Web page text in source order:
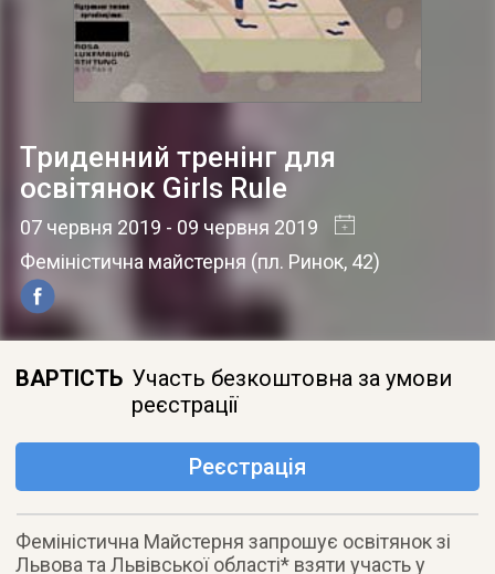
Триденний тренінг для
освітянок Girls Rule
07 червня 2019 - 09 червня 2019
Феміністична майстерня (пл. Ринок, 42)
ВАРТІСТЬ Участь безкоштовна за умови
реєстрації
Реєстрація
Феміністична Майстерня запрошує освітянок зі
Львова та Львівської області* взяти участь у